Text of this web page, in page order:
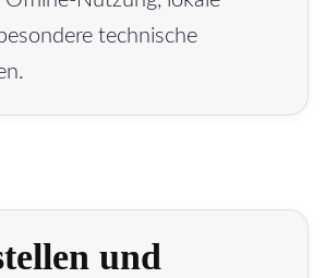
technische
und